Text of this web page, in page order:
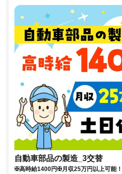
自動車部品の製造_3交替
✠高時給1400円✠月収25万円以上可能！土日休み♬